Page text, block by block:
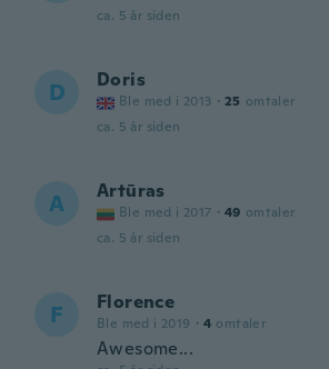
ca. 5 år siden
D Doris
Ble med i 2013 · 25 omtaler
ca. 5 år siden
A Artūras
Ble med i 2017 · 49 omtaler
ca. 5 år siden
F Florence
Ble med i 2019 · 4 omtaler
Awesome...